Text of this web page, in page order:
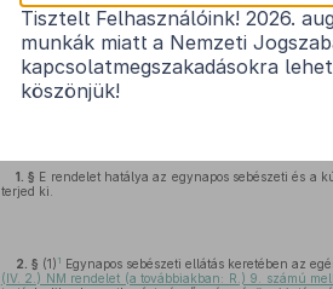
az egynapos sebészeti és a
1. § E rendelet hatálya az egynapos sebészeti és a
terjed ki.
2. § (1) 1 Egynapos sebészeti ellátás keretében az
(IV. 2.) NM rendelet (a továbbiakban: R.) 9. számú
Tisztelt Felhasználóink! 2026.
munkák miatt a Nemzeti
kapcsolatmegszakadásokra
köszönjük!